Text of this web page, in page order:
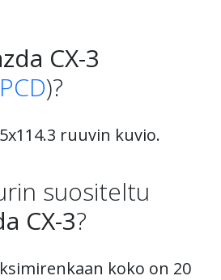
CX-3
PCD)?
ruuvin kuvio.
suositeltu
CX-3?
koko on 20